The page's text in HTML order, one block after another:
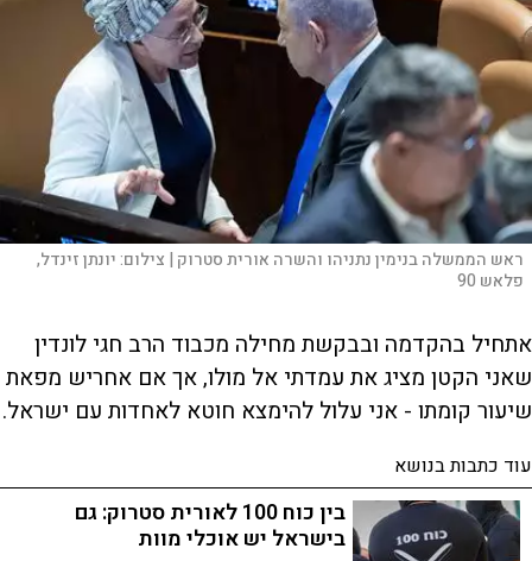
ראש הממשלה בנימין נתניהו והשרה אורית סטרוק | צילום:יונתן זינדל,
פלאש 90
אתחיל בהקדמה ובבקשת מחילה מכבוד הרב חגי לונדין
שאני הקטן מציג את עמדתי אל מולו, אך אם אחריש מפאת
שיעור קומתו - אני עלול להימצא חוטא לאחדות עם ישראל.
עוד כתבות בנושא
בין כוח 100 לאורית סטרוק: גם
בישראל יש אוכלי מוות